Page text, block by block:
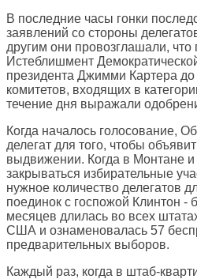
В последние часы гонки
заявлений со стороны
другим они провозглашали,
Истеблишмент
президента Джимми Картера
комитетов, входящих в
течение дня выражали
Когда началось голосование,
делегат для того, чтобы
выдвижении. Когда в Монтане
закрываться избирательные
нужное количество делегатов
поединок с госпожой Клинтон -
месяцев длилась во всех
США и ознаменовалась 57
предварительных выборов.
Каждый раз, когда в штаб-